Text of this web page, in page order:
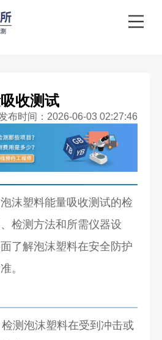
收测试
布时间：2026-06-03 02:27:46
沫塑料能量吸收测试的检
检测方法和所需仪器设
了解泡沫塑料在安全防护
。
测泡沫塑料在受到冲击或